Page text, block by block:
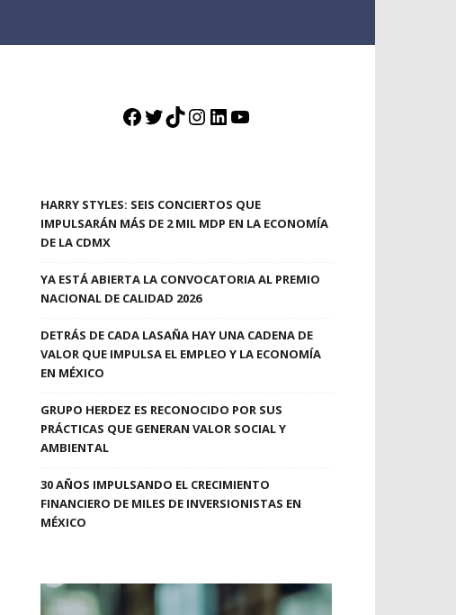
Facebook
Twitter
TikTok
Instagram
LinkedIn
YouTube
HARRY STYLES: SEIS CONCIERTOS QUE
IMPULSARÁN MÁS DE 2 MIL MDP EN LA ECONOMÍA
DE LA CDMX
YA ESTÁ ABIERTA LA CONVOCATORIA AL PREMIO
NACIONAL DE CALIDAD 2026
DETRÁS DE CADA LASAÑA HAY UNA CADENA DE
VALOR QUE IMPULSA EL EMPLEO Y LA ECONOMÍA
EN MÉXICO
GRUPO HERDEZ ES RECONOCIDO POR SUS
PRÁCTICAS QUE GENERAN VALOR SOCIAL Y
AMBIENTAL
30 AÑOS IMPULSANDO EL CRECIMIENTO
FINANCIERO DE MILES DE INVERSIONISTAS EN
MÉXICO